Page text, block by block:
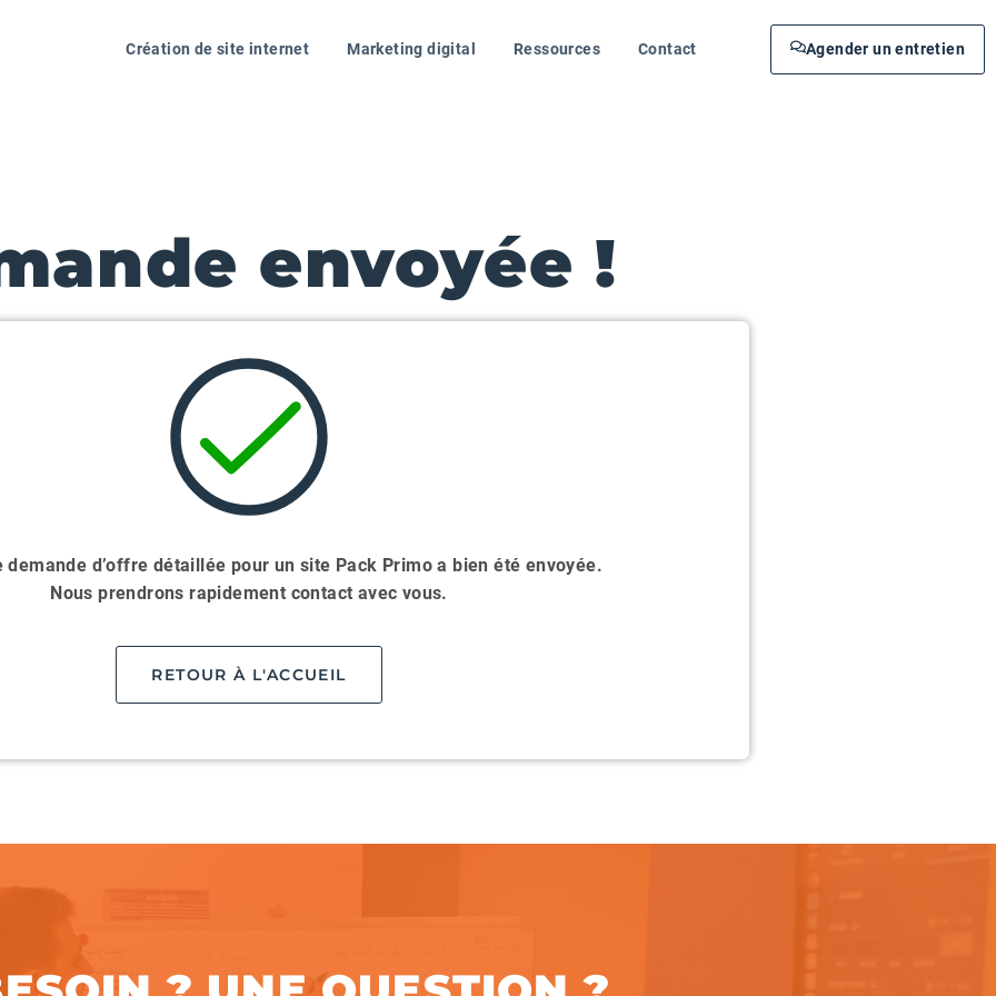
Création de site internet Marketing digital Ressources Contact Agender un entretien
envoyée !
demande d’offre détaillée pour un site Pack Primo a bien été envoyée.
Nous prendrons rapidement contact avec vous.
RETOUR À L'ACCUEIL